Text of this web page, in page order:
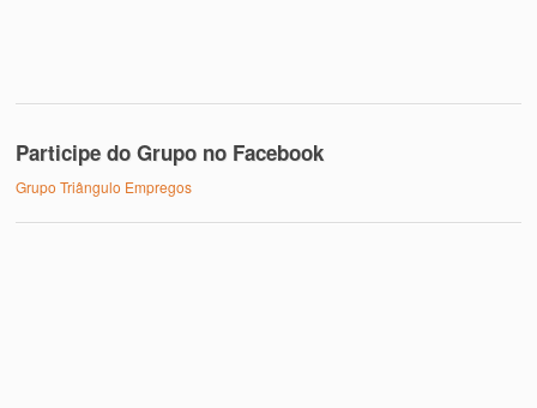
Participe do Grupo no Facebook
Grupo Triângulo Empregos